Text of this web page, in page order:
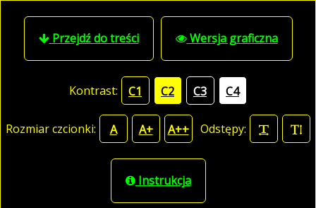
Przejdź do treści Wersja graficzna
Kontrast: C1 C2 C3 C4
Rozmiar czcionki: A A+ A++ Odstępy:
Instrukcja